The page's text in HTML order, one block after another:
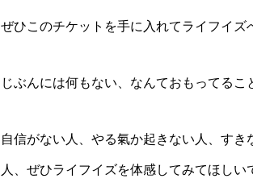
ぜひこのチケットを手に入れてライフイズ
じぶんには何もない、なんておもってるこ
自信がない人、やる氣か起きない人、す
人、ぜひライフイズを体感してみてほしい